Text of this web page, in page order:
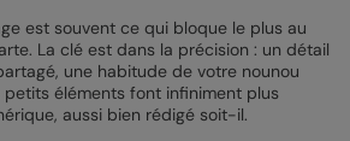
est souvent ce qui bloque le plus au
La clé est dans la précision : un détail
une habitude de votre nounou
éléments font infiniment plus
aussi bien rédigé soit-il.